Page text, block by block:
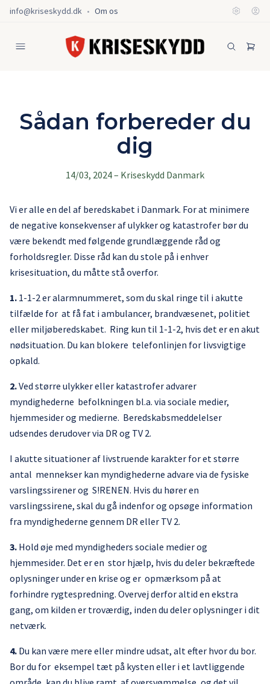
info@kriseskydd.dk • Om os
Sådan forbereder du
dig
14/03, 2024– Kriseskydd Danmark
Vi er alle en del af beredskabet i Danmark. For at minimere
de negative konsekvenser af ulykker og katastrofer bør du
være bekendt med følgende grundlæggende råd og
forholdsregler. Disse råd kan du stole på i enhver
krisesituation, du måtte stå overfor.
1. 1-1-2 er alarmnummeret, som du skal ringe til i akutte
tilfælde for at få fat i ambulancer, brandvæsenet, politiet
eller miljøberedskabet. Ring kun til 1-1-2, hvis det er en akut
nødsituation. Du kan blokere telefonlinjen for livsvigtige
opkald.
2.Ved større ulykker eller katastrofer advarer
myndighederne befolkningen bl.a. via sociale medier,
hjemmesider og medierne. Beredskabsmeddelelser
udsendes derudover via DR og TV 2.
I akutte situationer af livstruende karakter for et større
antal mennekser kan myndighederne advare via de fysiske
varslingssirener og S!RENEN. Hvis du hører en
varslingssirene, skal du gå indenfor og opsøge information
fra myndighederne gennem DR eller TV 2.
3. Hold øje med myndigheders sociale medier og
hjemmesider. Det er en stor hjælp, hvis du deler bekræftede
oplysninger under en krise og er opmærksom på at
forhindre rygtespredning. Overvej derfor altid en ekstra
gang, om kilden er troværdig, inden du deler oplysninger i dit
netværk.
4. Du kan være mere eller mindre udsat, alt efter hvor du bor.
Bor du for eksempel tæt på kysten eller i et lavtliggende